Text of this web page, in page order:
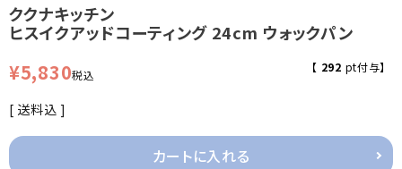
ククナキッチン
ヒスイクアッドコーティング 24cm ウォックパン
¥5,830税込
【 292 pt付与】
送料込
カートに入れる